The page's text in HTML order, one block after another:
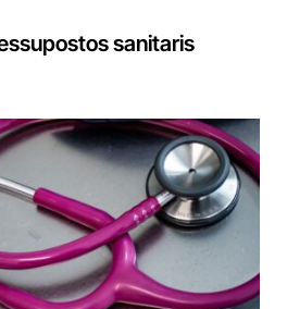
sanitaris